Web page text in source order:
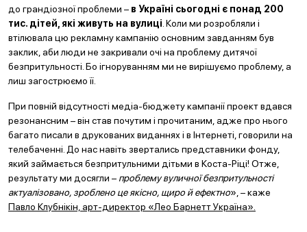
до грандіозної проблеми – в Україні сьогодні є понад 200
тис. дітей, які живуть на вулиці . Коли ми розробляли і
втілювала цю рекламну кампанію основним завданням був
заклик, аби люди не закривали очі на проблему дитячої
безпритульності. Бо ігноруванням ми не вирішуємо проблему, а
лиш загострюємо її.
При повній відсутності медіа-бюджету кампанії проект вдався
резонансним – він став почутим і прочитаним, адже про нього
багато писали в друкованих виданнях і в Інтернеті, говорили на
телебаченні. До нас навіть звертались представники фонду,
який займається безпритульними дітьми в Коста-Ріці! Отже,
результату ми досягли – проблему вуличної безпритульності
актуалізовано, зроблено це якісно, щиро й ефектно», – каже
Павло Клубнікін, арт-директор «Лео Барнетт Україна».